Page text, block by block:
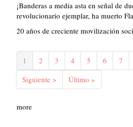
¡Banderas a media asta en señal de
revolucionario ejemplar, ha muerto
20 años de creciente movilización
Paginación
Página
actual
1 Página
2 Página
3 Página
4 Página
5 Página
6 7
Siguiente
página
Siguiente >
Última
página
Último »
more